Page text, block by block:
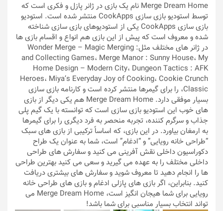
Merge Dream Home نام یک بازی در ژانر پازل و فکری است که
توسط استودیو بازی سازی CookApps منتشر شده است. استودیو
بازی سازی CookApps یکی از استودیوهای بازی سازی شناخته
شده و معروف است که پیش از این بازی هم انواع و اقسام بازی ها
در ژانر های مختلف مثل: Wonder Merge – Magic Merging
and Collecting Games، Merge Manor : Sunny House، My
Home Design – Modern City، Dungeon Tactics : AFK
Heroes، Miya’s Everyday Joy of Cooking، Cookie Crunch
Classic، را برای گیمرها منتشر کرده است و کارنامه بازی سازی
بسیار موفقی دارد. Merge Dream Home هم یکی دیگر از بازی
های خوب این استودیو بازی سازی است که توانسته با یک گیم پلی
جذاب و سرگرم کننده، تجربه منحصر به فرد دیگری را برای گیمرها
به ارمغان بیاورد. در این بازی، که اساساً ترکیبی از بازی های سبک
“طراحی خانه رویایی” و “ادغام” است، شما به عنوان یک طراح
دکوراسیون داخلی نقش آفرینی می کنید و سفارش های طراحی
داخلی مختلف را به عهده می گیرید و سعی می کنید بهترین طراحی
ها را انجام دهید تا معروف شوید و سفارش های بیشتری دریافت
کنید. بنابراین، اگر بازی های پازلی ادغام و بازی های طراحی خانه
رویایی برای شما هیجان انگیز است، Merge Dream Home می
تواند انتخاب بسیار مناسبی برای شما باشد!